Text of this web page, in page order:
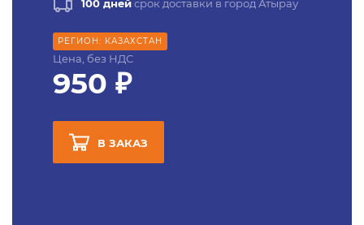
100 днейсрок доставки в город Атырау
РЕГИОН: КАЗАХСТАН
Цена, без НДС
950 ₽
В ЗАКАЗ